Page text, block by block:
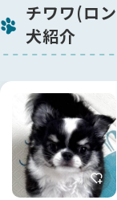
チワワ(ロ
犬紹介